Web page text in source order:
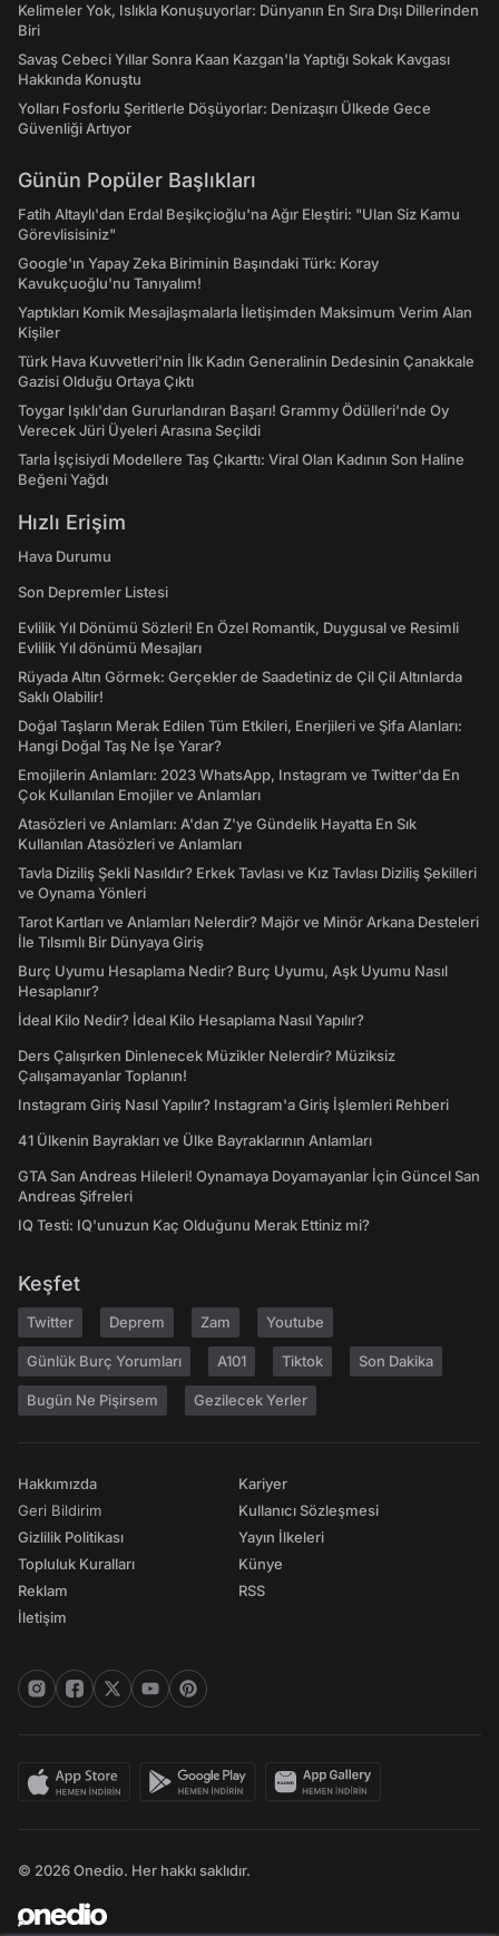
Kelimeler Yok, Islıkla Konuşuyorlar: Dünyanın En Sıra Dışı Dillerinden
Biri
Savaş Cebeci Yıllar Sonra Kaan Kazgan'la Yaptığı Sokak Kavgası
Hakkında Konuştu
Yolları Fosforlu Şeritlerle Döşüyorlar: Denizaşırı Ülkede Gece
Güvenliği Artıyor
Günün Popüler Başlıkları
Fatih Altaylı'dan Erdal Beşikçioğlu'na Ağır Eleştiri: "Ulan Siz Kamu
Görevlisisiniz"
Google'ın Yapay Zeka Biriminin Başındaki Türk: Koray
Kavukçuoğlu'nu Tanıyalım!
Yaptıkları Komik Mesajlaşmalarla İletişimden Maksimum Verim Alan
Kişiler
Türk Hava Kuvvetleri'nin İlk Kadın Generalinin Dedesinin Çanakkale
Gazisi Olduğu Ortaya Çıktı
Toygar Işıklı'dan Gururlandıran Başarı! Grammy Ödülleri'nde Oy
Verecek Jüri Üyeleri Arasına Seçildi
Tarla İşçisiydi Modellere Taş Çıkarttı: Viral Olan Kadının Son Haline
Beğeni Yağdı
Hızlı Erişim
Hava Durumu
Son Depremler Listesi
Evlilik Yıl Dönümü Sözleri! En Özel Romantik, Duygusal ve Resimli
Evlilik Yıl dönümü Mesajları
Rüyada Altın Görmek: Gerçekler de Saadetiniz de Çil Çil Altınlarda
Saklı Olabilir!
Doğal Taşların Merak Edilen Tüm Etkileri, Enerjileri ve Şifa Alanları:
Hangi Doğal Taş Ne İşe Yarar?
Emojilerin Anlamları: 2023 WhatsApp, Instagram ve Twitter'da En
Çok Kullanılan Emojiler ve Anlamları
Atasözleri ve Anlamları: A'dan Z'ye Gündelik Hayatta En Sık
Kullanılan Atasözleri ve Anlamları
Tavla Diziliş Şekli Nasıldır? Erkek Tavlası ve Kız Tavlası Diziliş Şekilleri
ve Oynama Yönleri
Tarot Kartları ve Anlamları Nelerdir? Majör ve Minör Arkana Desteleri
İle Tılsımlı Bir Dünyaya Giriş
Burç Uyumu Hesaplama Nedir? Burç Uyumu, Aşk Uyumu Nasıl
Hesaplanır?
İdeal Kilo Nedir? İdeal Kilo Hesaplama Nasıl Yapılır?
Ders Çalışırken Dinlenecek Müzikler Nelerdir? Müziksiz
Çalışamayanlar Toplanın!
Instagram Giriş Nasıl Yapılır? Instagram'a Giriş İşlemleri Rehberi
41 Ülkenin Bayrakları ve Ülke Bayraklarının Anlamları
GTA San Andreas Hileleri! Oynamaya Doyamayanlar İçin Güncel San
Andreas Şifreleri
IQ Testi: IQ'unuzun Kaç Olduğunu Merak Ettiniz mi?
Keşfet
Twitter Deprem Zam Youtube
Günlük Burç Yorumları A101 Tiktok Son Dakika
Bugün Ne Pişirsem Gezilecek Yerler
Hakkımızda
Geri Bildirim
Gizlilik Politikası
Topluluk Kuralları
Reklam
İletişim
Kariyer
Kullanıcı Sözleşmesi
Yayın İlkeleri
Künye
RSS
© 2026 Onedio. Her hakkı saklıdır.